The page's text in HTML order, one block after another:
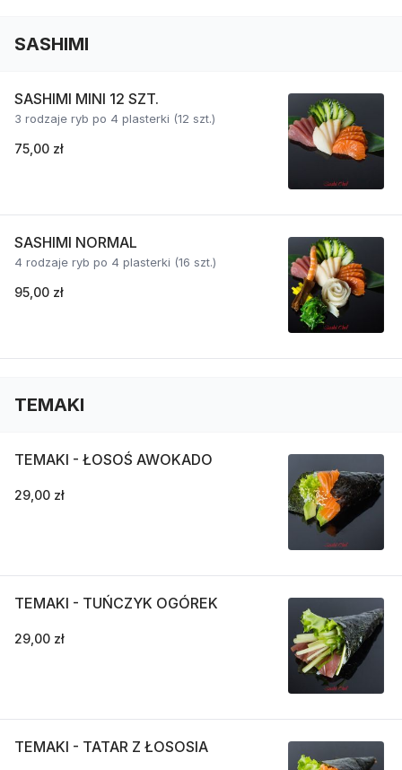
SASHIMI
SASHIMI MINI 12 SZT.
3 rodzaje ryb po 4 plasterki (12 szt.)
75,00 zł
SASHIMI NORMAL
4 rodzaje ryb po 4 plasterki (16 szt.)
95,00 zł
TEMAKI
TEMAKI - ŁOSOŚ AWOKADO
29,00 zł
TEMAKI - TUŃCZYK OGÓREK
29,00 zł
TEMAKI - TATAR Z ŁOSOSIA